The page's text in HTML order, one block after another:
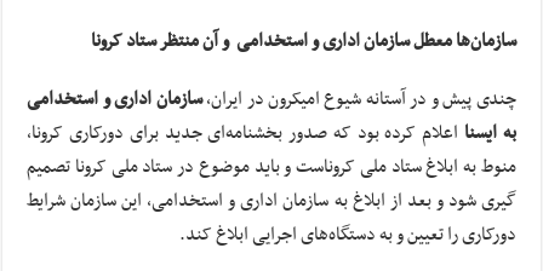
سازمان‌ها معطل سازمان اداری و استخدامی و آن منتظر ستاد کرونا
چندی پیش و در آستانه شیوع امیکرون در ایران،سازمان اداری و استخدامی
به ایسنا اعلام کرده بود که صدور بخشنامه‌ای جدید برای دورکاری کرونا،
منوط به ابلاغ ستاد ملی کروناست و باید موضوع در ستاد ملی کرونا تصمیم
گیری شود و بعد از ابلاغ به سازمان اداری و استخدامی، این سازمان شرایط
دورکاری را تعیین و به دستگاه‌های اجرایی ابلاغ کند.